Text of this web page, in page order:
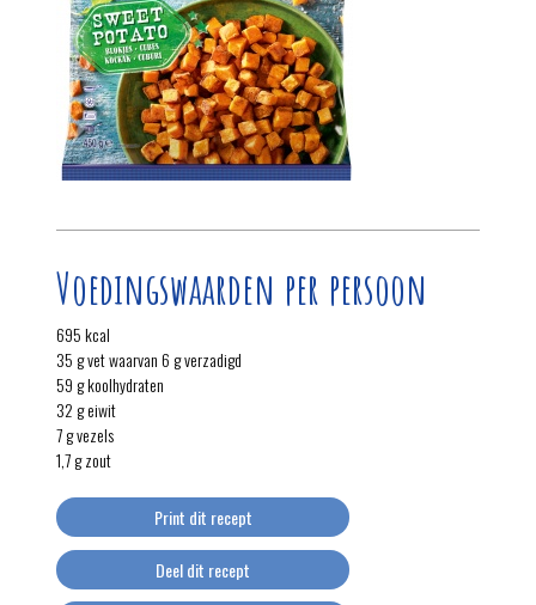
Voedingswaarden per persoon
695 kcal
35 g vet waarvan 6 g verzadigd
59 g koolhydraten
32 g eiwit
7 g vezels
1,7 g zout
Print dit recept
Deel dit recept